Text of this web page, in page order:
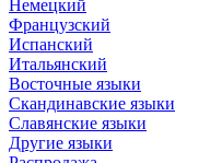
Немецкий
Французский
Испанский
Итальянский
Восточные языки
Скандинавские языки
Славянские языки
Другие языки